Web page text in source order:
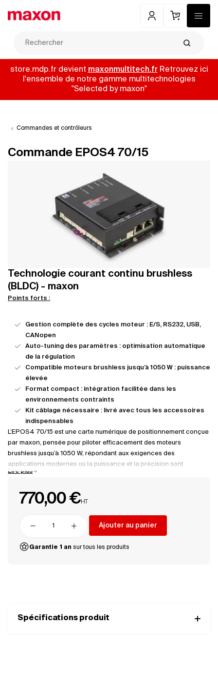
Mon compte
Panier
store.mdp.fr devient maxonmultitech.frRetrouvez ici
l'ensemble de notre gamme multitechnologies
"Selected by maxon"
Commandes et contrôleurs
Commande EPOS4 70/15
Technologie courant continu brushless
(BLDC) - maxon
Points forts :
Gestion complète des cycles moteur : E/S, RS232, USB,
CANopen
Auto-tuning des paramètres : optimisation automatique
de la régulation
Compatible moteurs brushless jusqu’à 1050 W : puissance
élevée
Format compact : intégration facilitée dans les
environnements contraints
Kit câblage nécessaire : livré avec tous les accessoires
indispensables
L’EPOS4 70/15 est une carte numérique de positionnement conçue
par maxon, pensée pour piloter efficacement des moteurs
brushless jusqu’à 1050 W, répondant aux exigences des
applications modernes où la puissance et la précision sont
essentielles. Grâce à ses multiples interfaces de communication
dans divers systèmes automatisés, tout en assurant un contrôle
précis et fiable des cycles de fonctionnement. Avec son auto-
tuning avancé des paramètres de régulation, l’EPOS4 70/15
optimise automatiquement ses performances pour un
conception compacte la rend idéale pour des installations où
Lire plus
770,00 €HT
Ajouter au panier
Garantie 1 an sur tous les produits
Spécifications produit